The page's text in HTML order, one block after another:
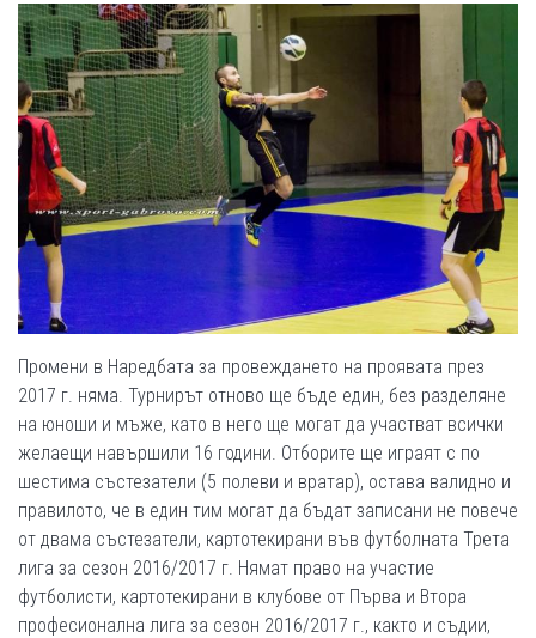
Промени в Наредбата за провеждането на проявата през
2017 г. няма. Турнирът отново ще бъде един, без разделяне
на юноши и мъже, като в него ще могат да участват всички
желаещи навършили 16 години. Отборите ще играят с по
шестима състезатели (5 полеви и вратар), остава валидно и
правилото, че в един тим могат да бъдат записани не повече
от двама състезатели, картотекирани във футболната Трета
лига за сезон 2016/2017 г. Нямат право на участие
футболисти, картотекирани в клубове от Първа и Втора
професионална лига за сезон 2016/2017 г., както и съдии,